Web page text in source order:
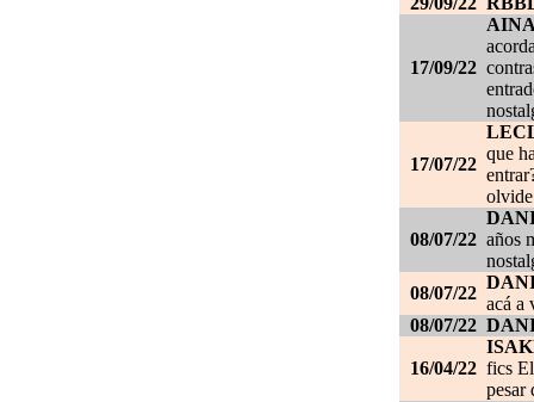
17/09/22
17/07/22
que
08/07/22 años
08/07/22
acá a
08/07/22
16/04/22 fics
pesar